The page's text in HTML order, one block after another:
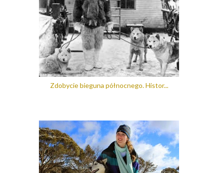
Zdobycie bieguna północnego. Histor...